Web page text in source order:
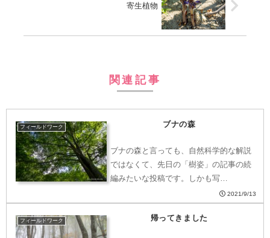
寄生植物
関連記事
フィールドワーク ブナの森
ブナの森と言っても、自然科学的な解説
ではなくて、先日の「樹姿」の記事の続
編みたいな投稿です。しかも写…
2021/9/13
フィールドワーク 帰ってきました